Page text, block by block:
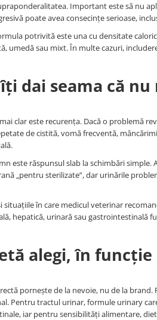
Important este să nu
poate avea consecințe serioase,
potrivită este una cu densitate
umedă sau mixt. În multe cazuri,
dai seama că
clar este recurența. Dacă o problemă
de cistită, vomă frecventă,
este răspunsul slab la schimbări
„pentru sterilizate”, dar urinările
situațiile în care medicul veterinar
hepatică, urinară sau gastrointestinală
alegi, în
pornește de la nevoie, nu de la
Pentru tractul urinar, formule urinary
iar pentru sensibilități alimentare,